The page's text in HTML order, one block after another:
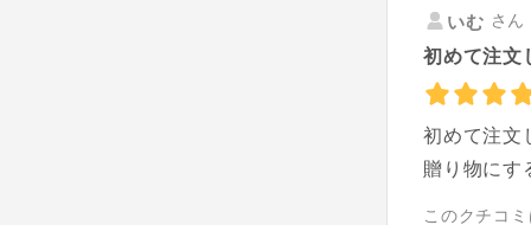
いむ さ
初めて注文
初めて注文
贈り物にす
このクチコ